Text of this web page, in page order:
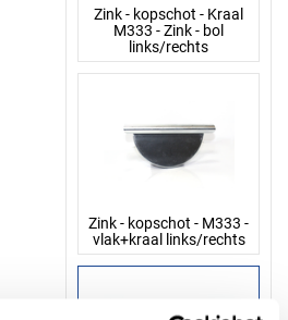
Zink - kopschot - Kraal
M333 - Zink - bol
links/rechts
Zink - kopschot - M333 -
vlak+kraal links/rechts